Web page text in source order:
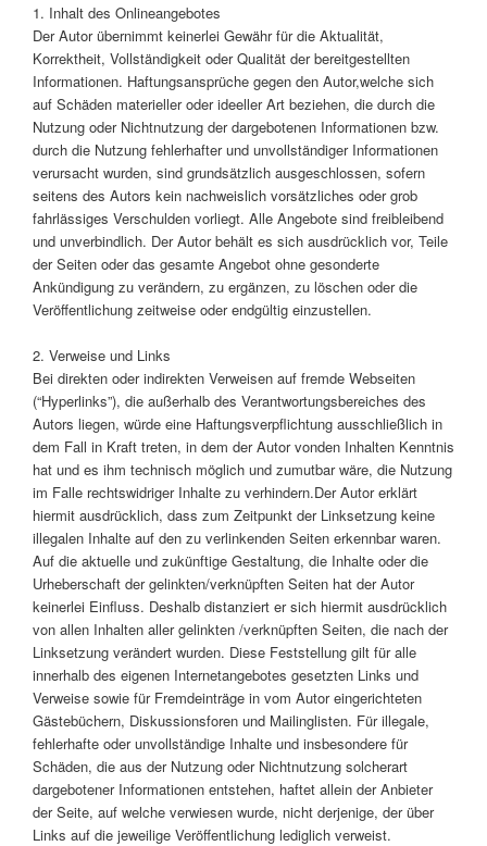
1. Inhalt des Onlineangebotes
Der Autor übernimmt keinerlei Gewähr für die Aktualität,
Korrektheit, Vollständigkeit oder Qualität der bereitgestellten
Informationen. Haftungsansprüche gegen den Autor,welche sich
auf Schäden materieller oder ideeller Art beziehen, die durch die
Nutzung oder Nichtnutzung der dargebotenen Informationen bzw.
durch die Nutzung fehlerhafter und unvollständiger Informationen
verursacht wurden, sind grundsätzlich ausgeschlossen, sofern
seitens des Autors kein nachweislich vorsätzliches oder grob
fahrlässiges Verschulden vorliegt. Alle Angebote sind freibleibend
und unverbindlich. Der Autor behält es sich ausdrücklich vor, Teile
der Seiten oder das gesamte Angebot ohne gesonderte
Ankündigung zu verändern, zu ergänzen, zu löschen oder die
Veröffentlichung zeitweise oder endgültig einzustellen.
2. Verweise und Links
Bei direkten oder indirekten Verweisen auf fremde Webseiten
(“Hyperlinks”), die außerhalb des Verantwortungsbereiches des
Autors liegen, würde eine Haftungsverpflichtung ausschließlich in
dem Fall in Kraft treten, in dem der Autor vonden Inhalten Kenntnis
hat und es ihm technisch möglich und zumutbar wäre, die Nutzung
im Falle rechtswidriger Inhalte zu verhindern.Der Autor erklärt
hiermit ausdrücklich, dass zum Zeitpunkt der Linksetzung keine
illegalen Inhalte auf den zu verlinkenden Seiten erkennbar waren.
Auf die aktuelle und zukünftige Gestaltung, die Inhalte oder die
Urheberschaft der gelinkten/verknüpften Seiten hat der Autor
keinerlei Einfluss. Deshalb distanziert er sich hiermit ausdrücklich
von allen Inhalten aller gelinkten /verknüpften Seiten, die nach der
Linksetzung verändert wurden. Diese Feststellung gilt für alle
innerhalb des eigenen Internetangebotes gesetzten Links und
Verweise sowie für Fremdeinträge in vom Autor eingerichteten
Gästebüchern, Diskussionsforen und Mailinglisten. Für illegale,
fehlerhafte oder unvollständige Inhalte und insbesondere für
Schäden, die aus der Nutzung oder Nichtnutzung solcherart
dargebotener Informationen entstehen, haftet allein der Anbieter
der Seite, auf welche verwiesen wurde, nicht derjenige, der über
Links auf die jeweilige Veröffentlichung lediglich verweist.